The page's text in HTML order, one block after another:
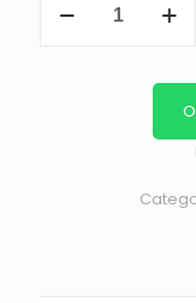
LAV.